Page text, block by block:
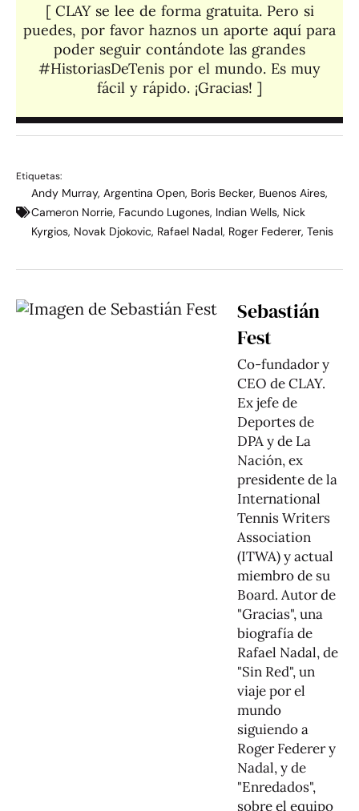
[ CLAY se lee de forma gratuita. Pero si
puedes, por favor haznos un aporte aquí para
poder seguir contándote las grandes
#HistoriasDeTenis por el mundo. Es muy
fácil y rápido. ¡Gracias! ]​
Etiquetas:
Andy Murray, Argentina Open, Boris Becker, Buenos Aires,
Cameron Norrie, Facundo Lugones, Indian Wells, Nick
Kyrgios, Novak Djokovic, Rafael Nadal, Roger Federer, Tenis
Sebastián
Fest
Co-fundador y
CEO de CLAY.
Ex jefe de
Deportes de
DPA y de La
Nación, ex
presidente de la
International
Tennis Writers
Association
(ITWA) y actual
miembro de su
Board. Autor de
"Gracias", una
biografía de
Rafael Nadal, de
"Sin Red", un
viaje por el
mundo
siguiendo a
Roger Federer y
Nadal, y de
"Enredados",
sobre el equipo